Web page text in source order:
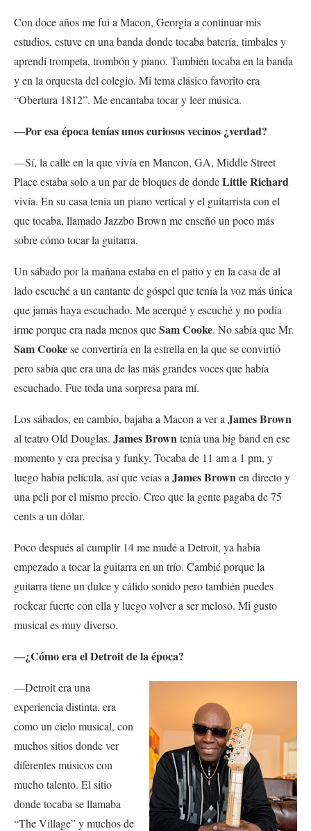
Con doce años me fui a Macon, Georgia a continuar mis
estudios, estuve en una banda donde tocaba batería, timbales y
aprendí trompeta, trombón y piano. También tocaba en la banda
y en la orquesta del colegio. Mi tema clásico favorito era
“Obertura 1812”. Me encantaba tocar y leer música.
—Por esa época tenías unos curiosos vecinos ¿verdad?
—Sí, la calle en la que vivía en Mancon, GA, Middle Street
Place estaba solo a un par de bloques de dondeLittle Richard
vivía. En su casa tenía un piano vertical y el guitarrista con el
que tocaba, llamado Jazzbo Brown me enseñó un poco más
sobre cómo tocar la guitarra.
Un sábado por la mañana estaba en el patio y en la casa de al
lado escuché a un cantante de góspel que tenía la voz más única
que jamás haya escuchado. Me acerqué y escuché y no podía
irme porque era nada menos queSam Cooke. No sabía que Mr.
Sam Cookese convertiría en la estrella en la que se convirtió
pero sabía que era una de las más grandes voces que había
escuchado. Fue toda una sorpresa para mí.
Los sábados, en cambio, bajaba a Macon a ver a James Brown
al teatro Old Douglas. James Browntenía una big band en ese
momento y era precisa y funky. Tocaba de 11 am a 1 pm, y
luego había película, así que veías a James Brownen directo y
una peli por el mismo precio. Creo que la gente pagaba de 75
cents a un dólar.
Poco después al cumplir 14 me mudé a Detroit, ya había
empezado a tocar la guitarra en un trío. Cambié porque la
guitarra tiene un dulce y cálido sonido pero también puedes
rockear fuerte con ella y luego volver a ser meloso. Mi gusto
musical es muy diverso.
—¿Cómo era el Detroit de la época?
—Detroit era una
experiencia distinta, era
como un cielo musical, con
muchos sitios donde ver
diferentes músicos con
mucho talento. El sitio
donde tocaba se llamaba
“The Village” y muchos de